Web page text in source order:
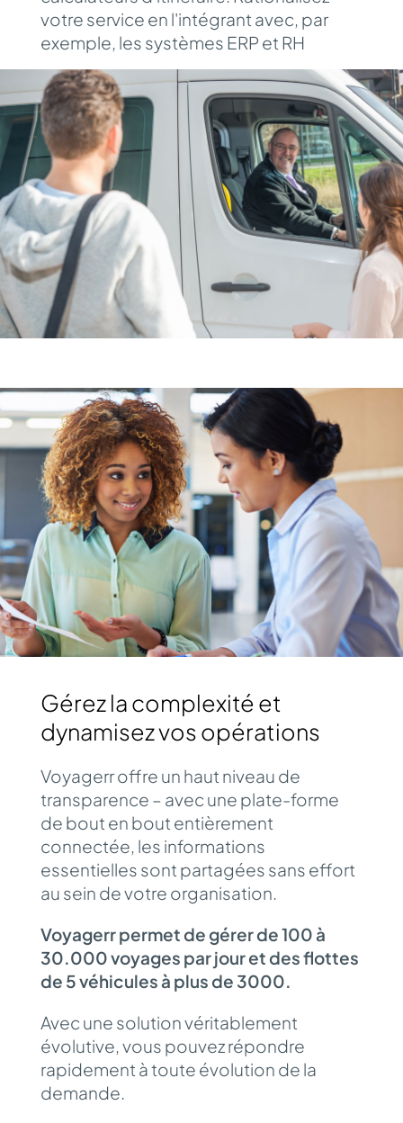
votre service en l'intégrant avec, par
exemple, les systèmes ERP et RH
Gérez la complexité et
dynamisez vos opérations
Voyagerr offre un haut niveau de
transparence – avec une plate-forme
de bout en bout entièrement
connectée, les informations
essentielles sont partagées sans effort
au sein de votre organisation.
Voyagerr permet de gérer de 100 à
30.000 voyages par jour et des flottes
de 5 véhicules à plus de 3000.
Avec une solution véritablement
évolutive, vous pouvez répondre
rapidement à toute évolution de la
demande.